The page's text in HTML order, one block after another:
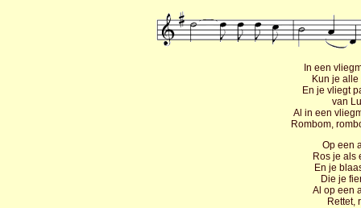
In een
Kun je
En je vliegt
van
Al in een
Rombom,
Op een
Ros je als
En je
Die je
Al op een
Rettet,